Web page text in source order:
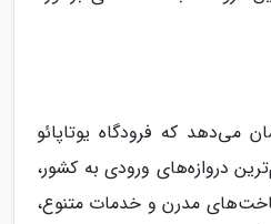
می‌دهد که فرودگاه یوتاپائو
دروازه‌های ورودی به کشور،
مدرن و خدمات متنوع،